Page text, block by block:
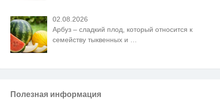
02.08.2026
Арбуз – сладкий плод, который относится к
семейству тыквенных и
Полезная информация